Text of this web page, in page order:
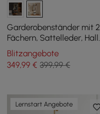
Garderobenständer mit 2
Fächern, Sattelleder, Hall
Tree
Blitzangebote
349,99 € 399,99 €
Lernstart Angebote